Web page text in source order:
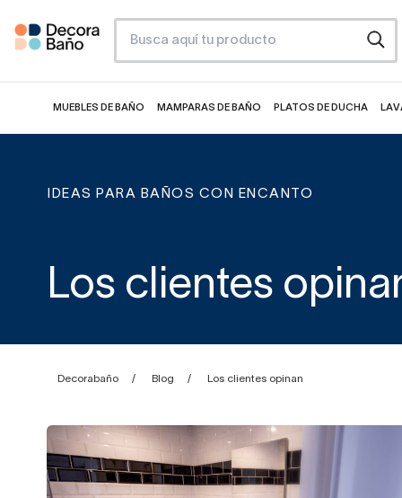
MUEBLES DE BAÑO MAMPARAS DE BAÑO PLATOS DE DUCHA
IDEAS PARA BAÑOS CON ENCANTO
Los clientes
Decorabaño Blog Los clientes opinan